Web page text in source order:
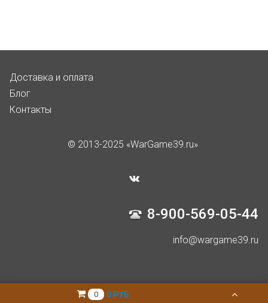
Доставка и оплата
Блог
Контакты
© 2013-2025 «WarGame39.ru»
8-900-569-05-44
info@wargame39.ru
0 0 РУБ